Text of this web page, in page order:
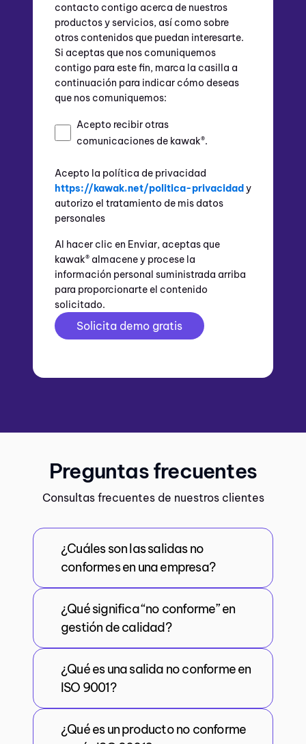
contacto contigo acerca de nuestros
productos y servicios, así como sobre
otros contenidos que puedan interesarte.
Si aceptas que nos comuniquemos
contigo para este fin, marca la casilla a
continuación para indicar cómo deseas
que nos comuniquemos:
Acepto recibir otras
comunicaciones de kawak®.
Acepto la política de privacidad
https://kawak.net/politica-privacidady
autorizo el tratamiento de mis datos
personales
Al hacer clic en Enviar, aceptas que
kawak® almacene y procese la
información personal suministrada arriba
para proporcionarte el contenido
solicitado.
Preguntas frecuentes
Consultas frecuentes de nuestros clientes
¿Cuáles son las salidas no
conformes en una empresa?
¿Qué significa “no conforme” en
gestión de calidad?
¿Qué es una salida no conforme en
ISO 9001?
¿Qué es un producto no conforme